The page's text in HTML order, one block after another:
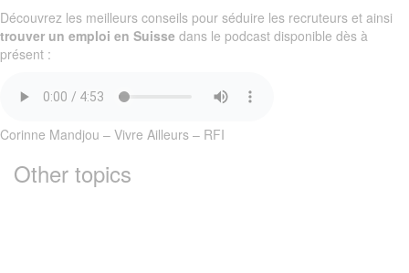
Découvrez les meilleurs conseils pour séduire les recruteurs et ainsi
trouver un emploi en Suisse dans le podcast disponible dès à
présent :
Corinne Mandjou – Vivre Ailleurs – RFI
Other topics